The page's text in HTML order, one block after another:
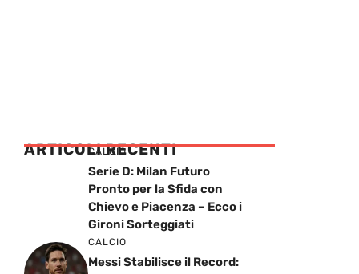
ARTICOLI RECENTI
CALCIO
Serie D: Milan Futuro
Pronto per la Sfida con
Chievo e Piacenza – Ecco i
Gironi Sorteggiati
CALCIO
Messi Stabilisce il Record: